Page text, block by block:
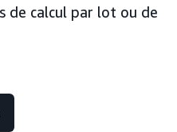
de calcul par lot ou de